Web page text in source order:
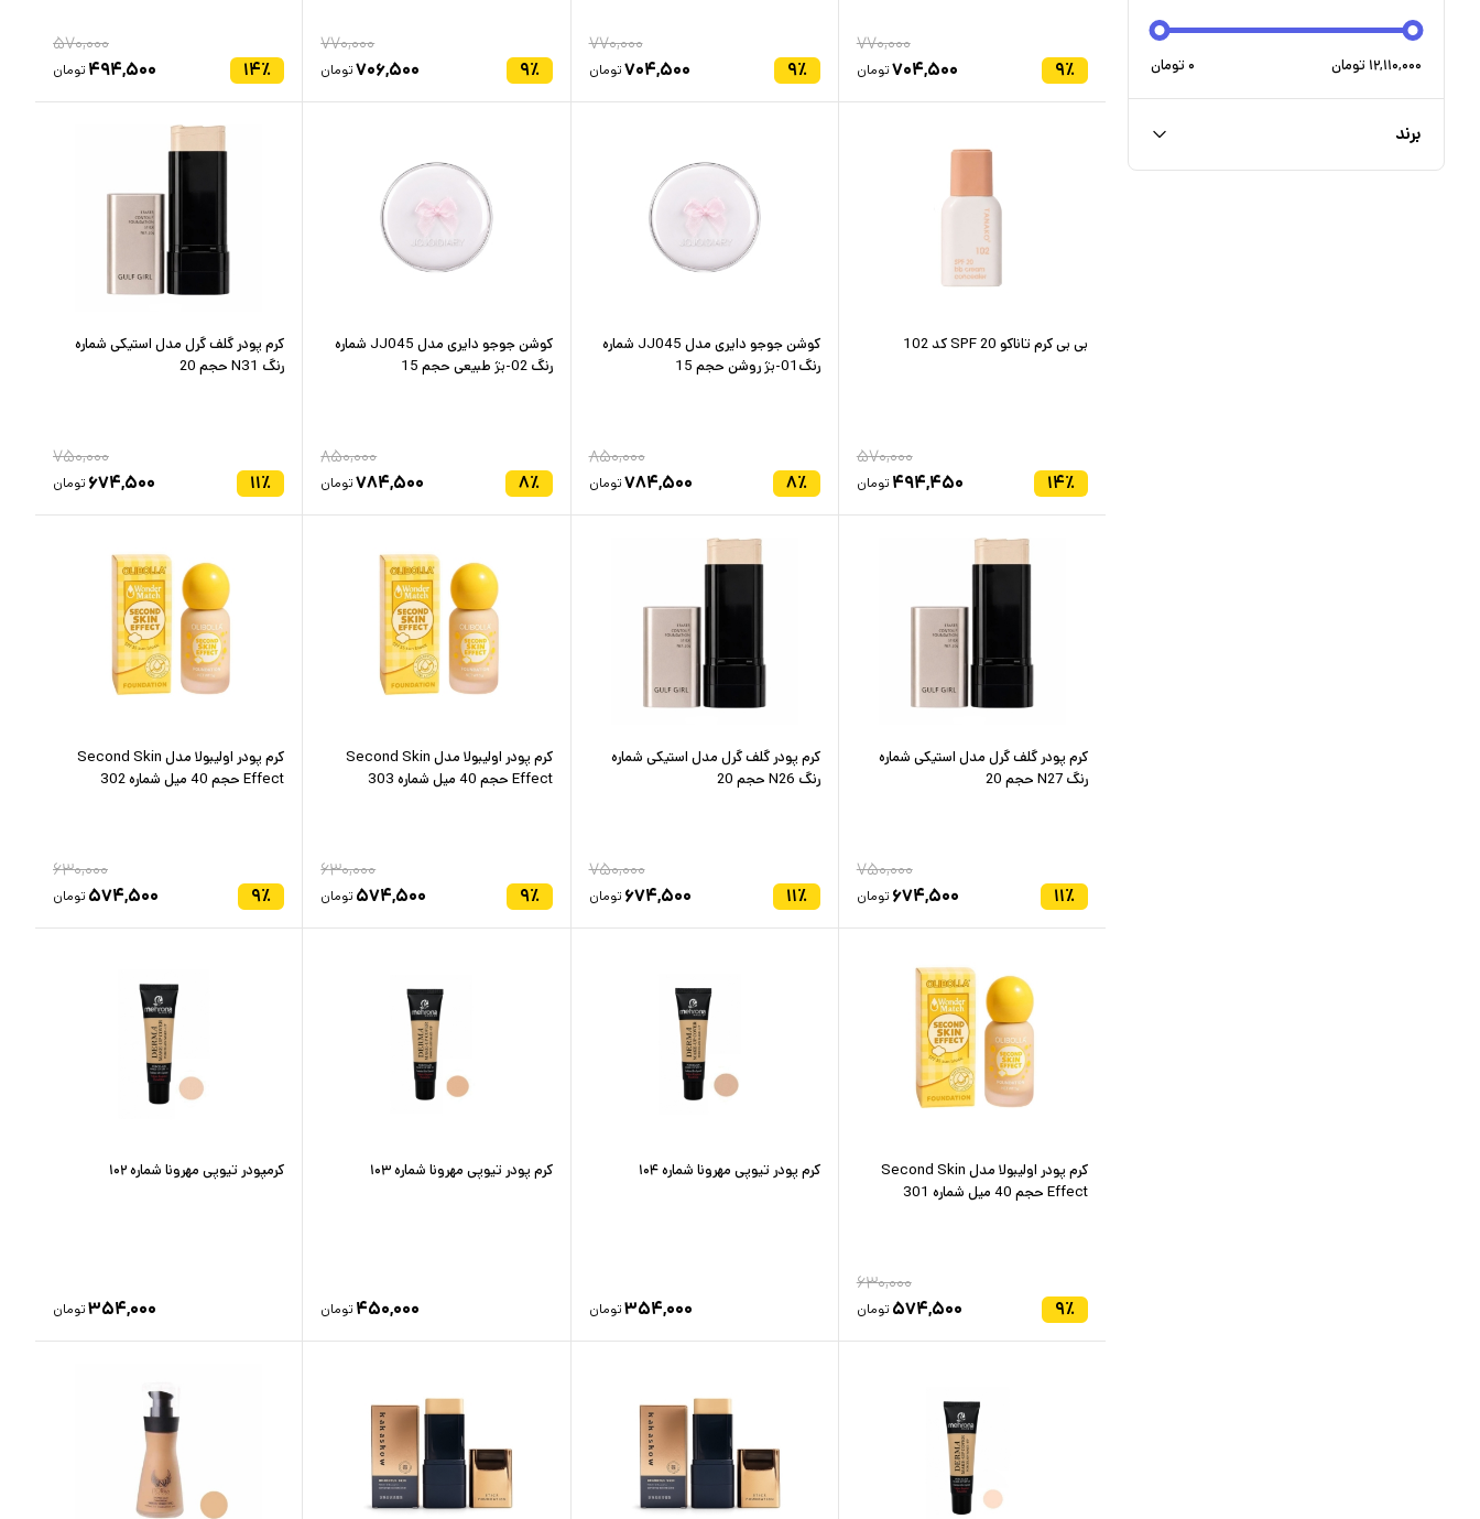
۱۲,۱۱۰,۰۰۰ تومان ۰ تومان
برند
۹٪
۷۷۰,۰۰۰
۷۰۴,۵۰۰تومان ۹٪
۷۷۰,۰۰۰
۷۰۴,۵۰۰تومان ۹٪
۷۷۰,۰۰۰
۷۰۶,۵۰۰تومان ۱۴٪
۵۷۰,۰۰۰
۴۹۴,۵۰۰ تومان
بی بی کرم تاناکو SPF 20 کد 102
۱۴٪
۵۷۰,۰۰۰
۴۹۴,۴۵۰ تومان
کوشن جوجو دایری مدل JJ045 شماره
رنگ01-بژ روشن حجم 15
۸٪
۸۵۰,۰۰۰
۷۸۴,۵۰۰تومان
کوشن جوجو دایری مدل JJ045 شماره
رنگ 02-بژ طبیعی حجم 15
۸٪
۸۵۰,۰۰۰
۷۸۴,۵۰۰تومان
کرم پودر گلف گرل مدل استیکی شماره
رنگ N31 حجم 20
۱۱٪
۷۵۰,۰۰۰
۶۷۴,۵۰۰ تومان
کرم پودر گلف گرل مدل استیکی شماره
رنگ N27 حجم 20
۱۱٪
۷۵۰,۰۰۰
۶۷۴,۵۰۰ تومان
کرم پودر گلف گرل مدل استیکی شماره
رنگ N26 حجم 20
۱۱٪
۷۵۰,۰۰۰
۶۷۴,۵۰۰ تومان
کرم پودر اولیبولا مدل Second Skin
Effect حجم 40 میل شماره 303
۹٪
۶۳۰,۰۰۰
۵۷۴,۵۰۰ تومان
کرم پودر اولیبولا مدل Second Skin
Effect حجم 40 میل شماره 302
۹٪
۶۳۰,۰۰۰
۵۷۴,۵۰۰ تومان
کرم پودر اولیبولا مدل Second Skin
Effect حجم 40 میل شماره 301
۹٪
۶۳۰,۰۰۰
۵۷۴,۵۰۰ تومان
کرم پودر تیوپی مهرونا شماره ۱۰۴
۳۵۴,۰۰۰تومان
کرم پودر تیوپی مهرونا شماره ۱۰۳
۴۵۰,۰۰۰ تومان
کرمپودر تیوپی مهرونا شماره ۱۰۲
۳۵۴,۰۰۰تومان